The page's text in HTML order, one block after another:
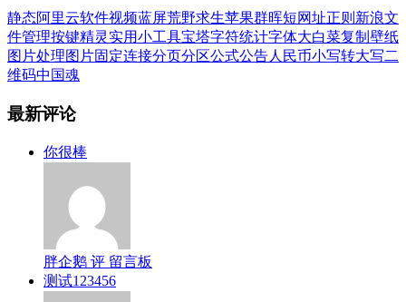
静态阿里云软件视频蓝屏荒野求生苹果群晖短网址正则 新浪文
件管理按键精灵 实用小工具宝塔字符统计字体大白菜复制 壁纸
图片处理图片固定连接分页分区公式公告人民币小写转大写二
维码中国魂
最新评论
你很棒
胖企鹅 评 留言板
测试123456